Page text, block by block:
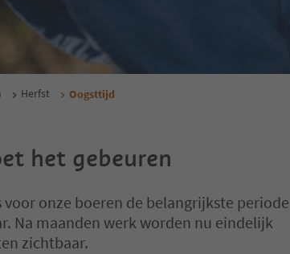
Herfst Oogsttijd
het gebeuren
voor onze boeren de belangrijkste periode
Na maanden werk worden nu eindelijk
zichtbaar.